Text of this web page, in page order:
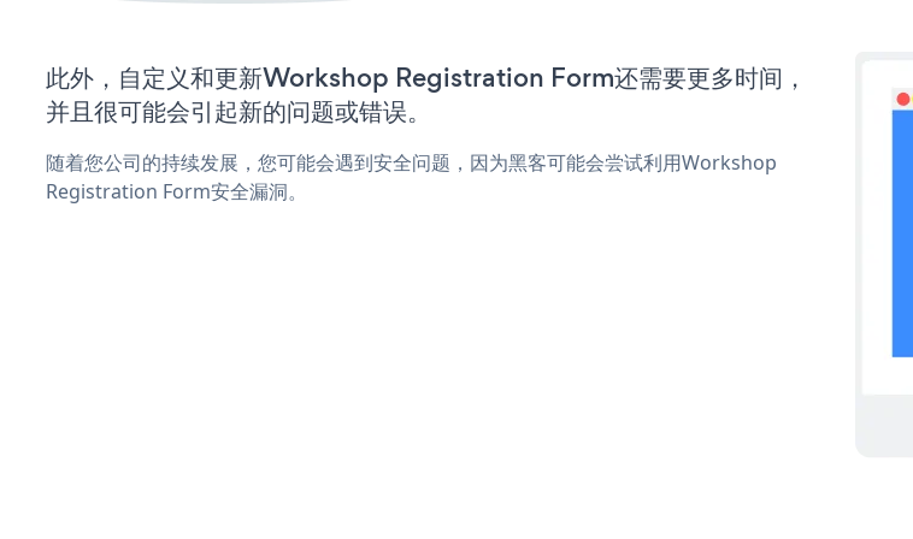
此外，自定义和更新Workshop Registration Form还需要更多时间，
并且很可能会引起新的问题或错误。
随着您公司的持续发展，您可能会遇到安全问题，因为黑客可能会尝试利用Workshop
Registration Form安全漏洞。